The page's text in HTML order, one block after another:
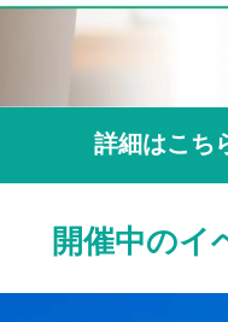
詳細はこち
開催中のイ